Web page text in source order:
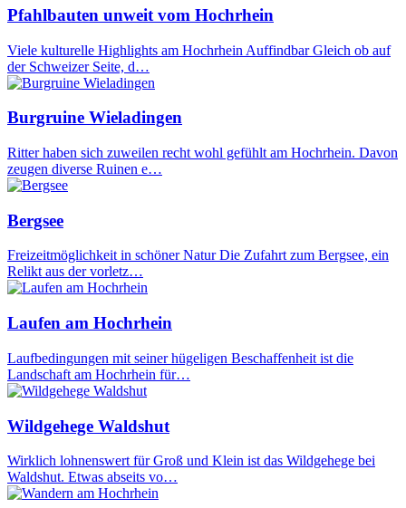
Pfahlbauten unweit vom Hochrhein
Viele kulturelle Highlights am Hochrhein Auffindbar Gleich ob auf
der Schweizer Seite, d…
Burgruine Wieladingen
Ritter haben sich zuweilen recht wohl gefühlt am Hochrhein. Davon
zeugen diverse Ruinen e…
Bergsee
Freizeitmöglichkeit in schöner Natur Die Zufahrt zum Bergsee, ein
Relikt aus der vorletz…
Laufen am Hochrhein
Laufbedingungen mit seiner hügeligen Beschaffenheit ist die
Landschaft am Hochrhein für…
Wildgehege Waldshut
Wirklich lohnenswert für Groß und Klein ist das Wildgehege bei
Waldshut. Etwas abseits vo…